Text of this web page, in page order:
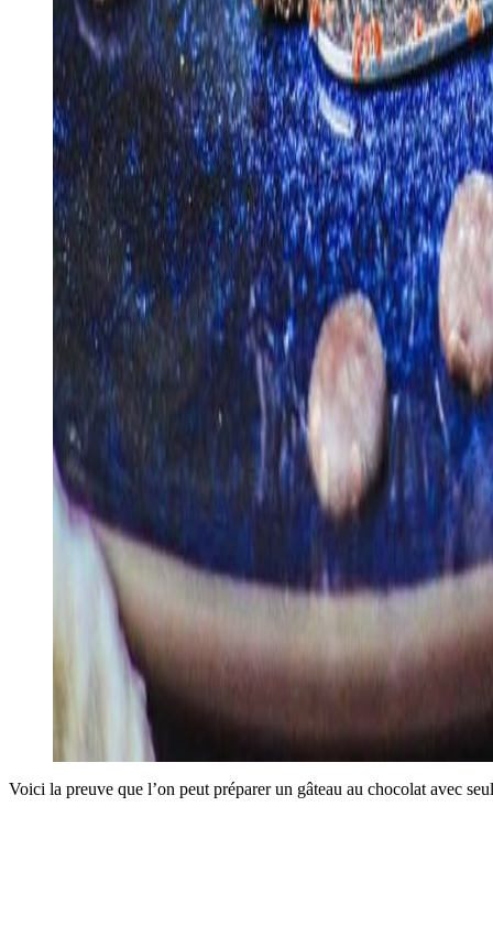
Voici la preuve que l’on peut préparer un gâteau au chocolat avec